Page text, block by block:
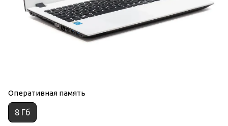
Оперативная память
8 Гб